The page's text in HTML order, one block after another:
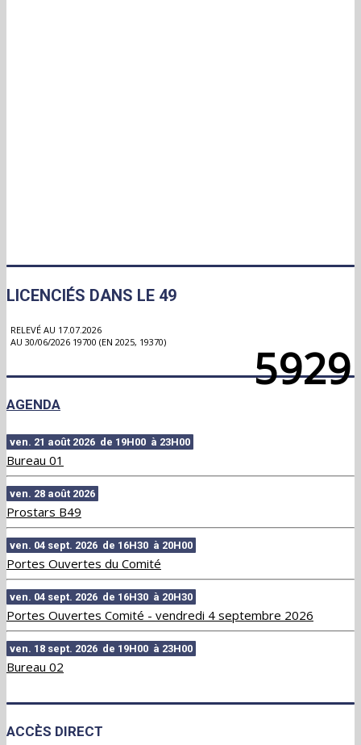
LICENCIÉS DANS LE 49
RELEVÉ AU 17.07.2026
AU 30/06/2026 19700 (EN 2025, 19370)
5929
AGENDA
ven. 21 août 2026 de 19H00 à 23H00
Bureau 01
ven. 28 août 2026
Prostars B49
ven. 04 sept. 2026 de 16H30 à 20H00
Portes Ouvertes du Comité
ven. 04 sept. 2026 de 16H30 à 20H30
Portes Ouvertes Comité - vendredi 4 septembre 2026
ven. 18 sept. 2026 de 19H00 à 23H00
Bureau 02
ACCÈS DIRECT